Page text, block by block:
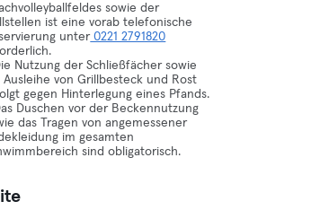
sowie der
ist eine vorab telefonische
unter0221 2791820
Nutzung der Schließfächer sowie
Ausleihe von Grillbesteck und Rost
gegen Hinterlegung eines Pfands.
Duschen vor der Beckennutzung
das Tragen von angemessener
im gesamten
sind obligatorisch.